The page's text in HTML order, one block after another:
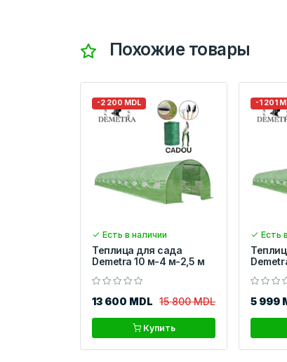
Похожие товары
-2 200 MDL
Есть в наличии
Теплица для сада
Demetra 10 м-4 м-2,5 м
13 600 MDL 15 800 MDL
Купить
-1 201
Есть
5 999